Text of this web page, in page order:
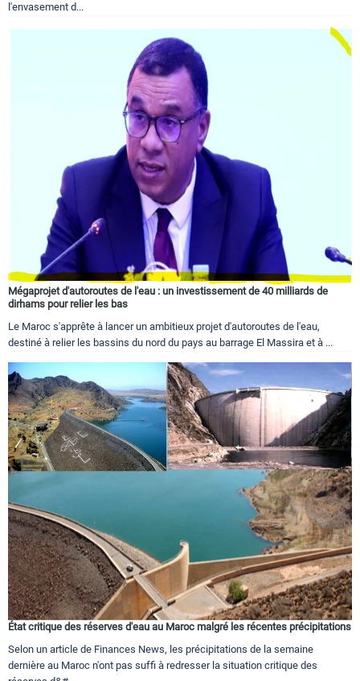
l'envasement d...
Mégaprojet d'autoroutes de l'eau : un investissement de 40 milliards de
dirhams pour relier les bas
Le Maroc s'apprête à lancer un ambitieux projet d'autoroutes de l'eau,
destiné à relier les bassins du nord du pays au barrage El Massira et à ...
État critique des réserves d'eau au Maroc malgré les récentes précipitations
Selon un article de Finances News, les précipitations de la semaine
dernière au Maroc n'ont pas suffi à redresser la situation critique des